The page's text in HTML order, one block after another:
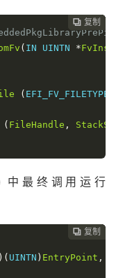
 复制
 复制
 复制
 复制
 复制
 复制
 复制
( IN UINTN *
(
( FileHandle ,
中最终调用运行
 复制
 复制
 复制
 复制
 复制
 复制
) ( UINTN ) EntryPoint ,